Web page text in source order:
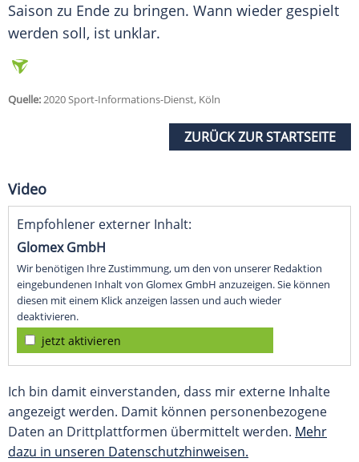
Saison zu Ende zu bringen. Wann wieder gespielt
werden soll, ist unklar.
Quelle:2020 Sport-Informations-Dienst, Köln
ZURÜCK ZUR STARTSEITE
Video
Empfohlener externer Inhalt:
Glomex GmbH
Wir benötigen Ihre Zustimmung, um den von unserer Redaktion
eingebundenen Inhalt von Glomex GmbH anzuzeigen. Sie können
diesen mit einem Klick anzeigen lassen und auch wieder
deaktivieren.
jetzt aktivieren
Ich bin damit einverstanden, dass mir externe Inhalte
angezeigt werden. Damit können personenbezogene
Daten an Drittplattformen übermittelt werden. Mehr
dazu in unseren Datenschutzhinweisen.